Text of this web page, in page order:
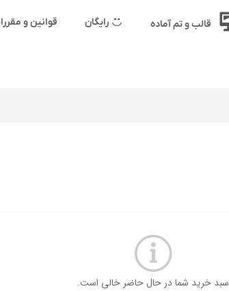
قالب و تم آماده رایگان قوانین و
سبد خرید شما در حال حاضر خالی است.